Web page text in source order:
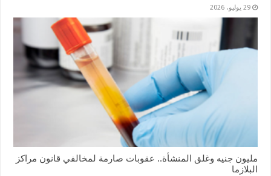
29 يوليو، 2026
مليون جنيه وغلق المنشأة.. عقوبات صارمة لمخالفي قانون مراكز
البلازما